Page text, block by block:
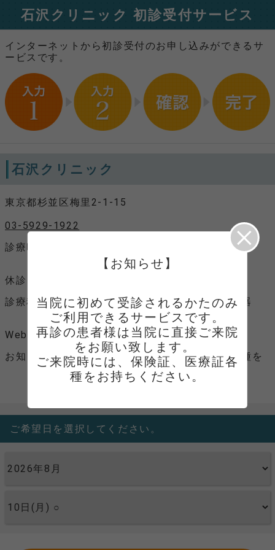
石沢クリニック 初診受付サービス
インターネットから初診受付のお申し込みができるサ
ービスです。
石沢クリニック
東京都杉並区梅里2-1-15
03-5929-1922
診療時間
平日 9:00～12:30、15:00～18:30
土曜 9:00～12:30
休診日
診療科目
内科、消化器科、呼吸器科、循環器
科、アレルギー科
Webサイト
お知らせ
ご来院時には、保険証、医療証各種を
お持ちください。
ご希望日を選択してください。
【お知らせ】
当院に初めて受診されるかたのみ
ご利用できるサービスです。
再診の患者様は当院に直接ご来院
をお願い致します。
ご来院時には、保険証、医療証各
種をお持ちください。